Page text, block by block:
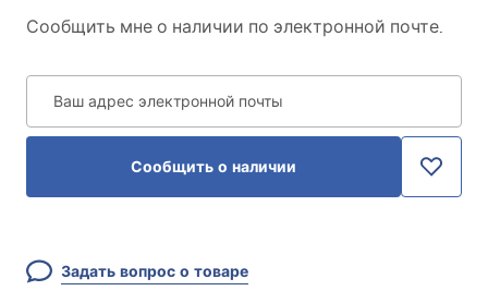
Сообщить мне о наличии по электронной почте.
Ваш адрес электронной почты
Сообщить о наличии
Задать вопрос о товаре